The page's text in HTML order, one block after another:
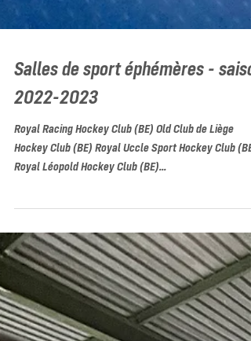
Salles de sport éphémères - saison
2022-2023
Royal Racing Hockey Club (BE) Old Club de Liège
Hockey Club (BE) Royal Uccle Sport Hockey Club (BE)